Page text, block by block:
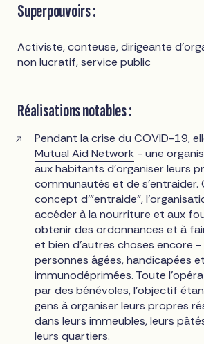
Superpouvoirs :
Activiste, conteuse, dirigeante
non lucratif, service public
Réalisations notables :
Pendant la crise du COVID-19,
Mutual Aid Network - une
aux habitants d'organiser leurs
communautés et de s'entraider.
concept d'"entraide",
accéder à la nourriture et aux
obtenir des ordonnances et à
et bien d'autres choses encore -
personnes âgées, handicapées
immunodéprimées. Toute
par des bénévoles, l'objectif
gens à organiser leurs propres
dans leurs immeubles, leurs
leurs quartiers.